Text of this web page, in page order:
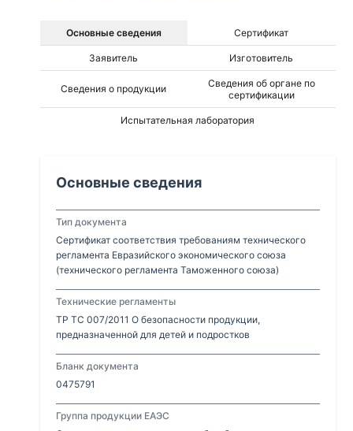
синтетической и чистошерстяной пряжи (нитей),
Основные сведения Сертификат
Заявитель Изготовитель
Сведения о продукции
Сведения об органе по
сертификации
Испытательная лаборатория
Основные сведения
Тип документа
Сертификат соответствия требованиям технического
регламента Евразийского экономического союза
(технического регламента Таможенного союза)
Технические регламенты
ТР ТС 007/2011 О безопасности продукции,
предназначенной для детей и подростков
Бланк документа
0475791
Группа продукции ЕАЭС